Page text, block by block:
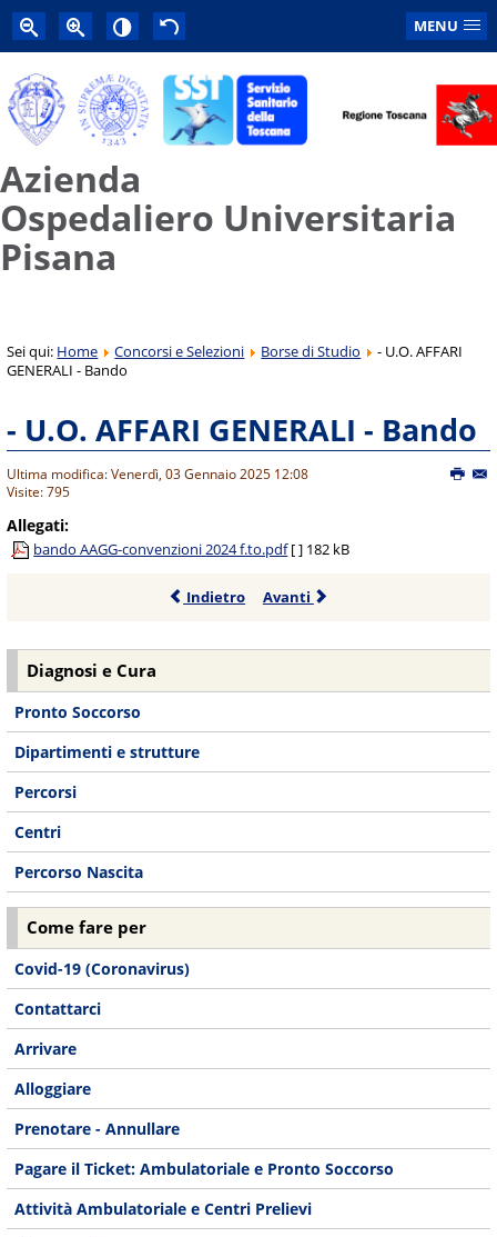
MENU
Azienda
Ospedaliero Universitaria
Pisana
Sei qui: Home Concorsi e Selezioni Borse di Studio
- U.O. AFFARI
GENERALI - Bando
- U.O. AFFARI GENERALI - Bando
Ultima modifica: Venerdì, 03 Gennaio 2025 12:08
Visite: 795
Allegati:
bando AAGG-convenzioni 2024 f.to.pdf [ ] 182 kB
Indietro Avanti
Diagnosi e Cura
Pronto Soccorso
Dipartimenti e strutture
Percorsi
Centri
Percorso Nascita
Come fare per
Covid-19 (Coronavirus)
Contattarci
Arrivare
Alloggiare
Prenotare - Annullare
Pagare il Ticket: Ambulatoriale e Pronto Soccorso
Attività Ambulatoriale e Centri Prelievi